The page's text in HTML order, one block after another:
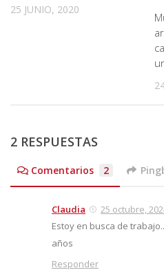
25 JUNIO, 2020
2 RESPUESTAS
Comentarios 2
Claudia
25 octubre,
Estoy en busca de
años
Responder